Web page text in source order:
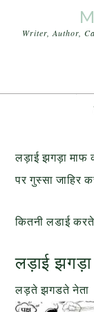
Writer, Author,
लड़ाई झगड़ा माफ
पर गुस्सा जाहिर
कितनी लडाई
लड़ाई
लड़ते झगडते नेता